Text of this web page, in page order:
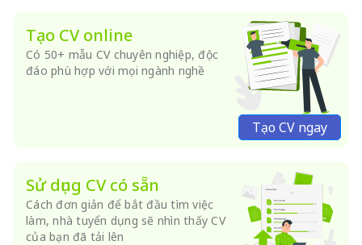
Tạo CV online
Có 50+ mẫu CV chuyên nghiệp, độc
đáo phù hợp với mọi ngành nghề
Tạo CV ngay
Sử dụng CV có sẵn
Cách đơn giản để bắt đầu tìm việc
làm, nhà tuyển dụng sẽ nhìn thấy CV
của bạn đã tải lên